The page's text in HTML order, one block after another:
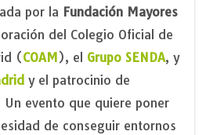
por la Fundación Mayores
del Colegio Oficial de
(COAM), el Grupo SENDA, y
y el patrocinio de
Un evento que quiere poner
de conseguir entornos